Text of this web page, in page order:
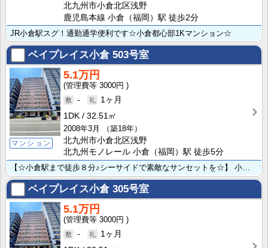
北九州市小倉北区浅野
鹿児島本線 小倉（福岡）駅 徒歩2分
JR小倉駅スグ！通勤通学便利です☆小倉都心部1Kマンション☆
ベイプレイス小倉503号室
マンション
5.1万円
3000円
-
1ヶ月
1DK
32.51㎡
2008年3月
（築18年）
北九州市小倉北区浅野
北九州モノレール 小倉（福岡）駅 徒歩5分
ベイプレイス小倉305号室
5.1万円
3000円
-
1ヶ月